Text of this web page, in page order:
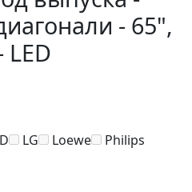
- 65",
LG Loewe
Philips